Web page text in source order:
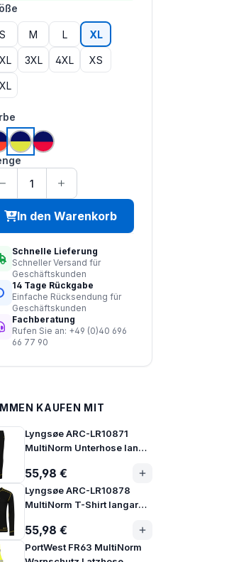
S M L XL
3XL 4XL XS
vis orange | navy
hi vis saturn gelb | navy
hi vis rot | navy
In den Warenkorb
Schnelle Lieferung
Schneller Versand für
Geschäftskunden
14 Tage Rückgabe
Einfache Rücksendung für
Geschäftskunden
Fachberatung
Rufen Sie an: +49 (0)40 696
66 77 90
KAUFEN MIT
Lyngsøe ARC-LR10871
MultiNorm Unterhose lang |
55,98 €
Lyngsøe ARC-LR10878
MultiNorm T-Shirt langarm |
55,98 €
PortWest FR63 MultiNorm